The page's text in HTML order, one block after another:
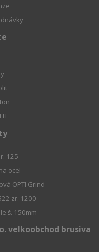
125
ocel
OPTI Grind
zr. 1200
š. 150mm
velkoobchod brusiva